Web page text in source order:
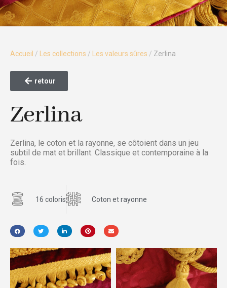
Accueil / Les collections / Les valeurs sûres / Zerlina
retour
Zerlina
Zerlina, le coton et la rayonne, se côtoient dans un jeu
subtil de mat et brillant. Classique et contemporaine à la
fois.
16 coloris Coton et rayonne